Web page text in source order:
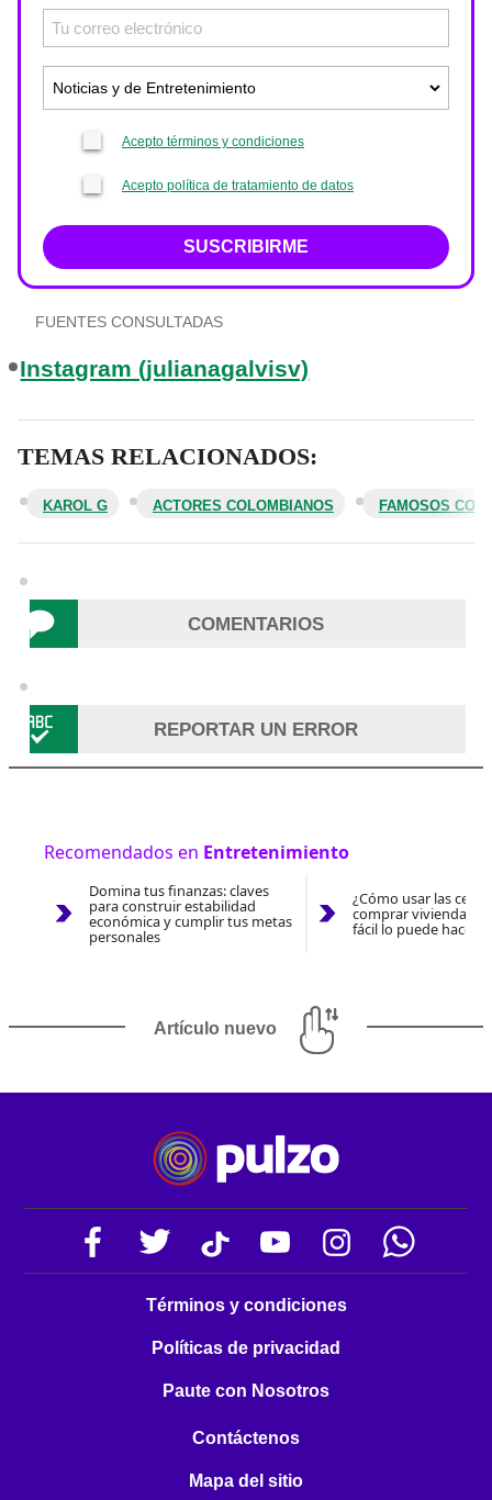
Acepto términos y condiciones
Acepto política de tratamiento de datos
SUSCRIBIRME
FUENTES CONSULTADAS
Instagram (julianagalvisv)
TEMAS RELACIONADOS:
KAROL G ACTORES COLOMBIANOS FAMOSOS
COMENTARIOS
REPORTAR UN ERROR
Recomendados en Entretenimiento
Domina tus finanzas: claves
para construir estabilidad
económica y cumplir tus metas
personales
¿Cómo usar las
comprar vivienda
fácil lo puede hacer
Artículo nuevo
Términos y condiciones
Políticas de privacidad
Paute con Nosotros
Contáctenos
Mapa del sitio